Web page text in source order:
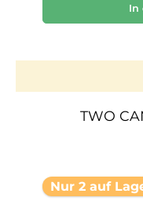
In
TWO
Nur 2 auf